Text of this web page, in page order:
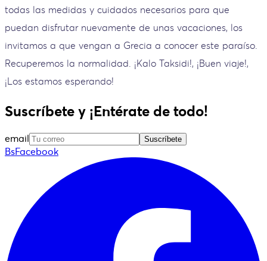
todas las medidas y cuidados necesarios para que
puedan disfrutar nuevamente de unas vacaciones, los
invitamos a que vengan a Grecia a conocer este paraíso.
Recuperemos la normalidad. ¡Kalo Taksidi!, ¡Buen viaje!,
¡Los estamos esperando!
Suscríbete y ¡Entérate de todo!
email Suscríbete
BsFacebook